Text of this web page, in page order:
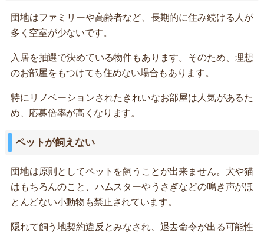
団地はファミリーや高齢者など、長期的に住み続ける人が
多く空室が少ないです。
入居を抽選で決めている物件もあります。そのため、理想
のお部屋をもつけても住めない場合もあります。
特にリノベーションされたきれいなお部屋は人気があるた
め、応募倍率が高くなります。
ペットが飼えない
団地は原則としてペットを飼うことが出来ません。犬や猫
はもちろんのこと、ハムスターやうさぎなどの鳴き声がほ
とんどない小動物も禁止されています。
隠れて飼う地契約違反とみなされ、退去命令が出る可能性